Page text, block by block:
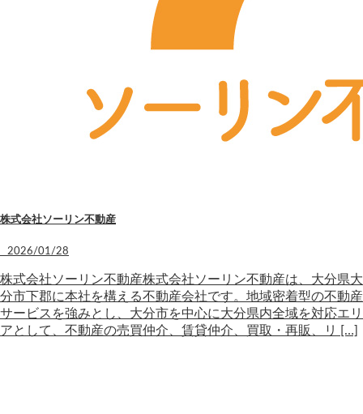
株式会社ソーリン不動産
2026/01/28
株式会社ソーリン不動産株式会社ソーリン不動産は、大分県大
分市下郡に本社を構える不動産会社です。地域密着型の不動産
サービスを強みとし、大分市を中心に大分県内全域を対応エリ
アとして、不動産の売買仲介、賃貸仲介、買取・再販、リ […]